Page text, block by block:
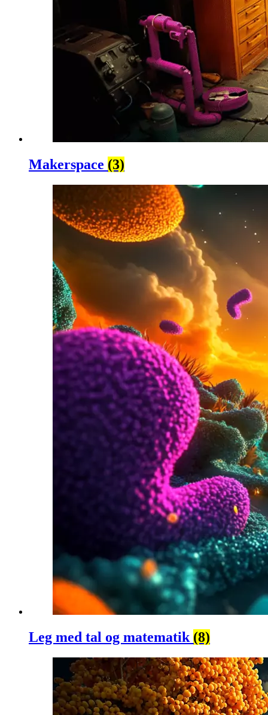
Makerspace (3)
Leg med tal og matematik (8)